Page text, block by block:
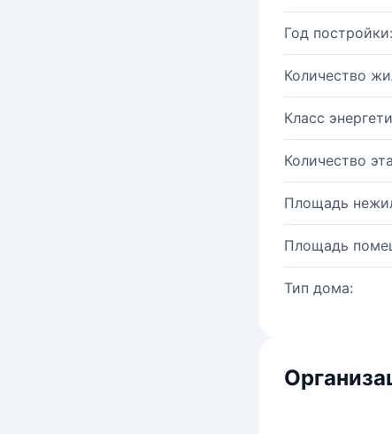
Год постройки:
Количество
Класс
Количество
Площадь
Площадь
Тип дома: